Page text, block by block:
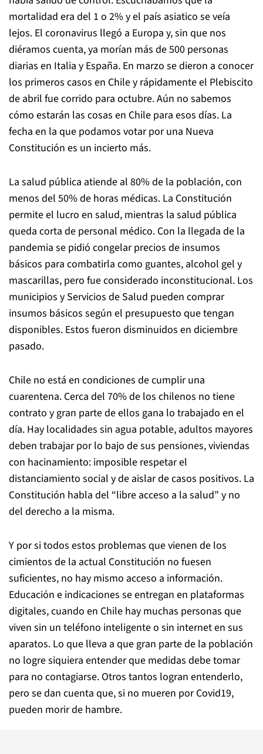
mortalidad era del 1 o 2% y el país asiatico se veía
lejos. El coronavirus llegó a Europa y, sin que nos
diéramos cuenta, ya morían más de 500 personas
diarias en Italia y España. En marzo se dieron a conocer
los primeros casos en Chile y rápidamente el Plebiscito
de abril fue corrido para octubre. Aún no sabemos
cómo estarán las cosas en Chile para esos días. La
fecha en la que podamos votar por una Nueva
Constitución es un incierto más.
La salud pública atiende al 80% de la población, con
menos del 50% de horas médicas. La Constitución
permite el lucro en salud, mientras la salud pública
queda corta de personal médico. Con la llegada de la
pandemia se pidió congelar precios de insumos
básicos para combatirla como guantes, alcohol gel y
mascarillas, pero fue considerado inconstitucional. Los
municipios y Servicios de Salud pueden comprar
insumos básicos según el presupuesto que tengan
disponibles. Estos fueron disminuidos en diciembre
pasado.
Chile no está en condiciones de cumplir una
cuarentena. Cerca del 70% de los chilenos no tiene
contrato y gran parte de ellos gana lo trabajado en el
día. Hay localidades sin agua potable, adultos mayores
deben trabajar por lo bajo de sus pensiones, viviendas
con hacinamiento: imposible respetar el
distanciamiento social y de aislar de casos positivos. La
Constitución habla del “libre acceso a la salud” y no
del derecho a la misma.
Y por si todos estos problemas que vienen de los
cimientos de la actual Constitución no fuesen
suficientes, no hay mismo acceso a información.
Educación e indicaciones se entregan en plataformas
digitales, cuando en Chile hay muchas personas que
viven sin un teléfono inteligente o sin internet en sus
aparatos. Lo que lleva a que gran parte de la población
no logre siquiera entender que medidas debe tomar
para no contagiarse. Otros tantos logran entenderlo,
pero se dan cuenta que, si no mueren por Covid19,
pueden morir de hambre.